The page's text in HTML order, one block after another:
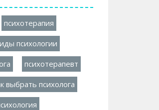
психотерапия
психологии
психотерапевт
выбрать психолога